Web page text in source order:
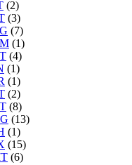
(2)
(3)
(7)
(1)
(4)
(1)
(1)
(2)
(8)
(13)
(1)
(15)
(6)